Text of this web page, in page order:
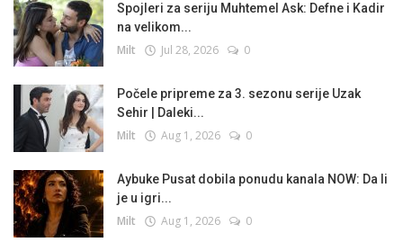
Spojleri za seriju Muhtemel Ask: Defne i Kadir
na velikom...
Milt Jul 28, 2026 0
Počele pripreme za 3. sezonu serije Uzak
Sehir | Daleki...
Milt Aug 1, 2026 0
Aybuke Pusat dobila ponudu kanala NOW: Da li
je u igri...
Milt Aug 1, 2026 0